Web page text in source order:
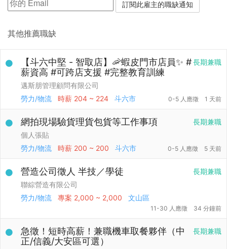
其他推薦職缺
長期兼職
【斗六中堅 - 智取店】🦐蝦皮門市店員✨ #
薪資高 #可跨店支援 #完整教育訓練
邁斯朋管理顧問有限公司
勞力/物流
時薪 204 ~ 224 斗六市 0-5 人應徵 1 天前
長期兼職
網拍現場驗貨理貨包貨等工作事項
個人張貼
勞力/物流
時薪 200 ~ 200 斗六市 0-5 人應徵 5 天前
長期兼職
營造公司徵人 半技／學徒
聯綜營造有限公司
勞力/物流
專案 2,000 ~ 2,000 文山區
11-30 人應徵 34 分鐘前
長期兼職
急徵！短時高薪！兼職機車取餐夥伴（中
正/信義/大安區可選）